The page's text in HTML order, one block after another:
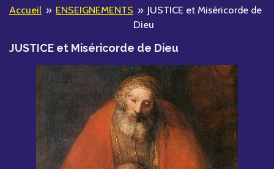
Accueil » ENSEIGNEMENTS » JUSTICE et Miséricorde de
Dieu
JUSTICE et Miséricorde de Dieu